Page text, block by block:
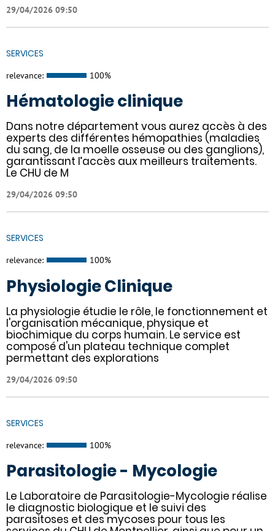
29/04/2026 09:50
SERVICES
relevance: 100%
Hématologie clinique
Dans notre département vous aurez accès à des
experts des différentes hémopathies (maladies
du sang, de la moelle osseuse ou des ganglions),
garantissant l’accès aux meilleurs traitements.
Le CHU de M
29/04/2026 09:50
SERVICES
relevance: 100%
Physiologie Clinique
La physiologie étudie le rôle, le fonctionnement et
l'organisation mécanique, physique et
biochimique du corps humain. Le service est
composé d'un plateau technique complet
permettant des explorations
29/04/2026 09:50
SERVICES
relevance: 100%
Parasitologie - Mycologie
Le Laboratoire de Parasitologie-Mycologie réalise
le diagnostic biologique et le suivi des
parasitoses et des mycoses pour tous les